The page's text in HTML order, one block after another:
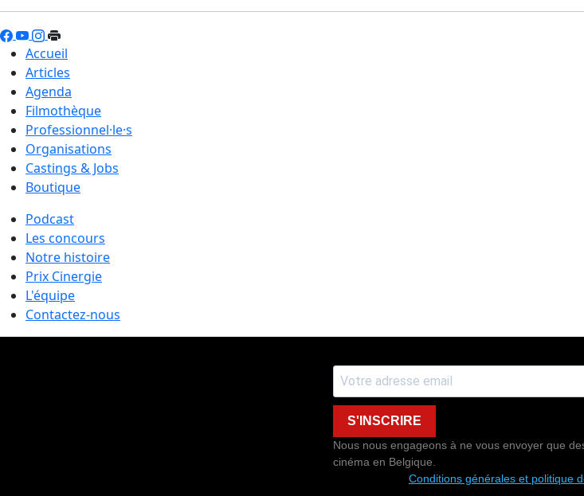
Accueil
Articles
Agenda
Filmothèque
Professionnel·le·s
Organisations
Castings & Jobs
Boutique
Podcast
Les concours
Notre histoire
Prix Cinergie
L'équipe
Contactez-nous
S'INSCRIRE
Nous nous engageons à ne vous envoyer que
cinéma en Belgique.
Conditions générales et politique